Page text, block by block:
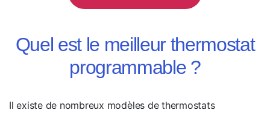
Quel est le meilleur thermostat
programmable ?
Il existe de nombreux modèles de thermostats